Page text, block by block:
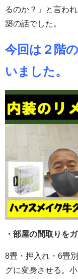
るのか？」と言わ
築の話でした。
今回は２階
いました。
・部屋の間取りを
8畳・押入れ・6畳
グに変身させる。